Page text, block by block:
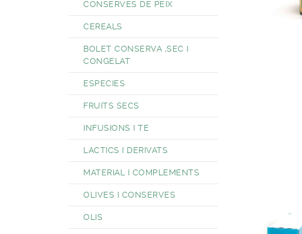
CONSERVES DE PEIX
CEREALS
BOLET CONSERVA ,SEC I
CONGELAT
ESPECIES
FRUITS SECS
INFUSIONS I TE
LACTICS I DERIVATS
MATERIAL I COMPLEMENTS
OLIVES I CONSERVES
OLIS